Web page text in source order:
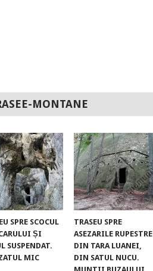
MONTANE
SPRE SCOCUL
ȘI
SUSPENDAT.
MIC
TRASEU SPRE
ASEZARILE RUPESTRE
DIN TARA LUANEI,
DIN SATUL NUCU.